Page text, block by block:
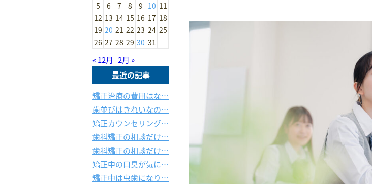
5
6 7 8 9 10 11
12 13 14 15 16 17 18
19 20 21 22 23 24 25
26 27 28 29 30 31
« 12月 2月 »
最近の記事
矯正治療の費用はな…
歯並びはきれいなの…
矯正カウンセリング…
歯科矯正の相談だけ…
歯科矯正の相談だけ…
矯正中の口臭が気に…
矯正中は虫歯になり…